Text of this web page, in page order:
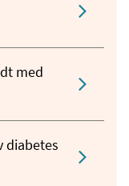
med
diabetes